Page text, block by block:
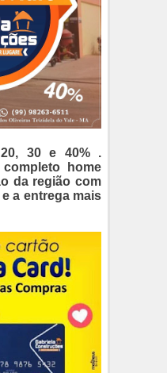
30 e 40% .
home
da região com
a entrega mais